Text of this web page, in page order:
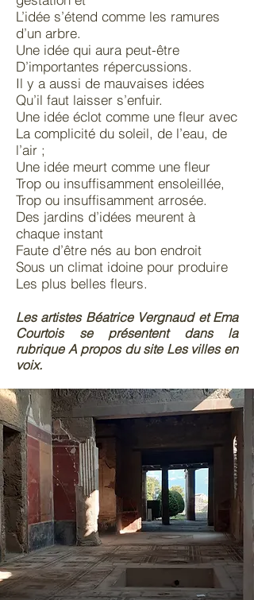
L’idée s’étend comme les ramures
d’un arbre.
Une idée qui aura peut-être
D’importantes répercussions.
Il y a aussi de mauvaises idées
Qu’il faut laisser s’enfuir.
Une idée éclot comme une fleur avec
La complicité du soleil, de l’eau, de
l’air ;
Une idée meurt comme une fleur
Trop ou insuffisamment ensoleillée,
Trop ou insuffisamment arrosée.
Des jardins d’idées meurent à
chaque instant
Faute d’être nés au bon endroit
Sous un climat idoine pour produire
Les plus belles fleurs.
Les artistes Béatrice Vergnaud et Ema
Courtois se présentent dans la
rubrique A propos du site Les villes en
voix.